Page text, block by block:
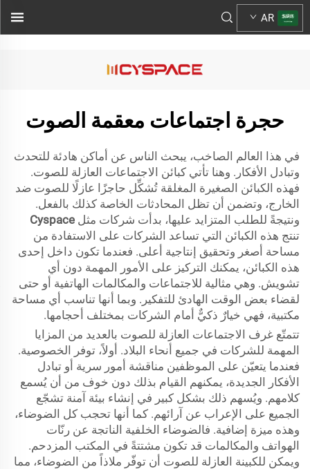
">
AR
حجرة اجتماعات معقمة الصوت
في هذا العالم الصاخب، يبحث الناس عن أماكن هادئة للتحدث
وتبادل الأفكار. وهنا تأتي كبائن الاجتماعات العازلة للصوت.
فهذه الكبائن الصغيرة المغلقة تُشكِّل حاجزًا عازلًا للصوت ضد
الخارج، وتضمن أن تظل المحادثات الخاصة كذلك بالفعل.
ونتيجةً للطلب المتزايد عليها، بدأت شركات مثل Cyspace
تنتج هذه الكبائن التي تساعد الشركات على الاستفادة من
مساحة أصغر وتحقيق إنتاجية أعلى. فعندما تكون داخل إحدى
هذه الكبائن، يمكنك التركيز على الأمور المهمة دون أي
تشويش. وهي مثالية للاجتماعات والمكالمات الهاتفية أو حتى
لقضاء بعض الوقت الهادئ للتفكير. وبما أنها تناسب أي مساحة
مكتبية، فهي خيارٌ ذكيٌّ أمام الشركات بمختلف أحجامها.
تتمتّع غرف الاجتماعات العازلة للصوت بالعديد من المزايا
المهمة للشركات في جميع أنحاء البلاد. أولاً، توفر الخصوصية.
فعندما يتعيّن على الموظفين مناقشة أمور سرية أو تبادل
الأفكار الجديدة، يمكنهم القيام بذلك دون خوف من أن يُسمع
كلامهم. ويُسهم ذلك بشكل كبير في إنشاء بيئة آمنة تشجّع
الجميع على الإعراب عن آرائهم. كما أنها تحجب كل الضوضاء،
وهذه ميزة إضافية. فالضوضاء الخلفية الناتجة عن رنّات
الهواتف والمكالمات قد تكون مشتتةً في المكتب المزدحم.
ويمكن للكبينة العازلة للصوت أن توفّر ملاذاً من الضوضاء، مما